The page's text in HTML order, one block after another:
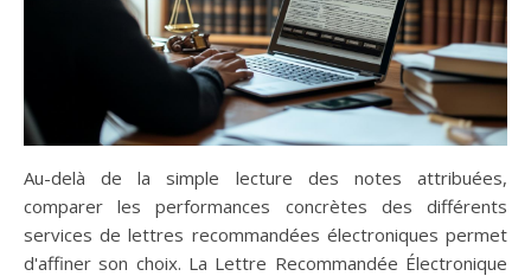
Au-delà de la simple lecture des notes attribuées,
comparer les performances concrètes des différents
services de lettres recommandées électroniques permet
d'affiner son choix. La Lettre Recommandée Électronique